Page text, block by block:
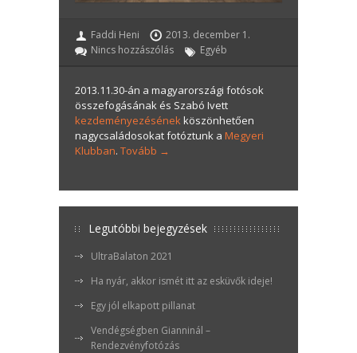
Faddi Heni
2013. december 1.
Nincs hozzászólás
Egyéb
2013.11.30-án a magyarországi fotósok
összefogásának és Szabó Ivett
kezdeményezésénekköszönhetően
nagycsaládosokat fotóztunk a Megyeri
Klubban. Tovább →
Legutóbbi bejegyzések
UltraBalaton 2021
Ha nyár, akkor ismét itt az esküvők ideje!
Egy jól elkapott pillanat
Vendégségben Gianninál –
Rendezvényfotózás